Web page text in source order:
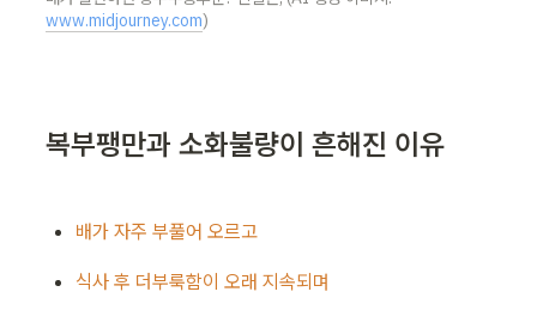
www.midjourney.com)
복부팽만과 소화불량이 흔해진 이유
배가 자주 부풀어 오르고
식사 후 더부룩함이 오래 지속되며